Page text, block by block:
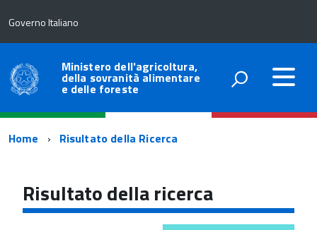
Governo Italiano
Ministero dell'agricoltura,
della sovranità alimentare
e delle foreste
Percorso
navigazione
Home Risultato della Ricerca
Risultato della ricerca